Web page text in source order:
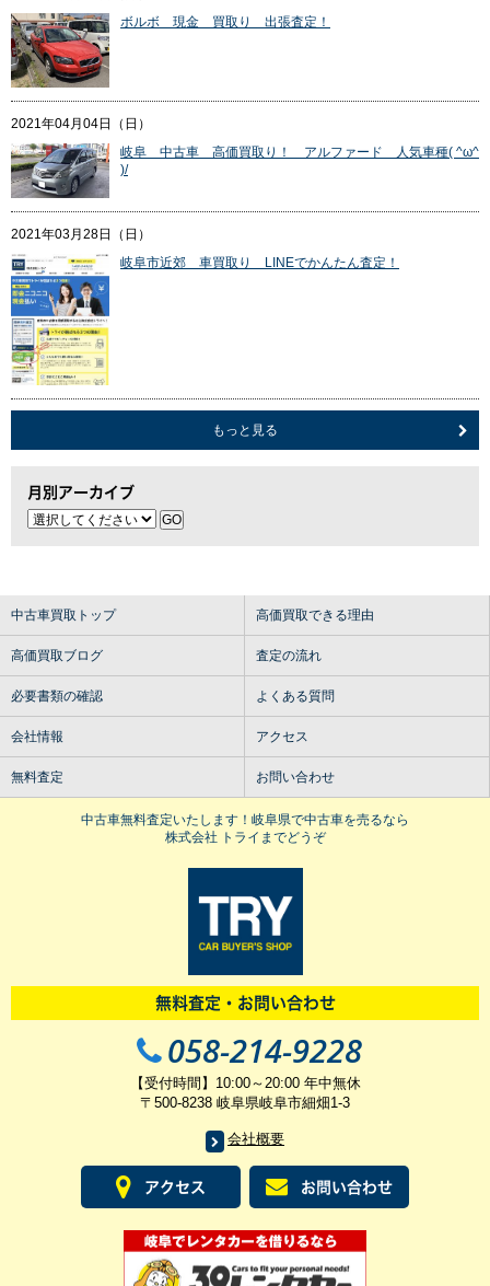
ボルボ 現金 買取り 出張査定！
2021年04月04日（日）
岐阜 中古車 高価買取り！ アルファード 人気車種( ^ω^
)/
2021年03月28日（日）
岐阜市近郊 車買取り LINEでかんたん査定！
もっと見る
月別アーカイブ
中古車買取トップ 高価買取できる理由
高価買取ブログ 査定の流れ
必要書類の確認 よくある質問
会社情報 アクセス
無料査定 お問い合わせ
中古車無料査定いたします！岐阜県で中古車を売るなら
株式会社 トライまでどうぞ
無料査定・お問い合わせ
058-214-9228
【受付時間】10:00～20:00 年中無休
〒500-8238 岐阜県岐阜市細畑1-3
会社概要
アクセス お問い合わせ